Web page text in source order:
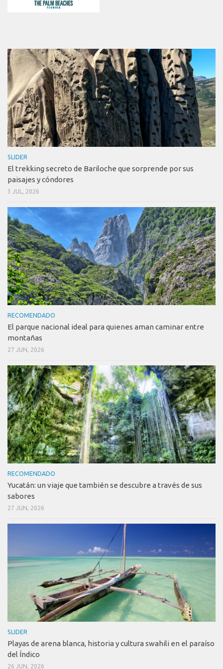
SLIDER
El trekking secreto de Bariloche que sorprende por sus
paisajes y cóndores
3 JUL, 2026
RECOMENDADO
El parque nacional ideal para quienes aman caminar entre
montañas
27 JUN, 2026
RECOMENDADO
Yucatán: un viaje que también se descubre a través de sus
sabores
27 JUN, 2026
SLIDER
Playas de arena blanca, historia y cultura swahili en el paraíso
del Índico
26 JUN, 2026